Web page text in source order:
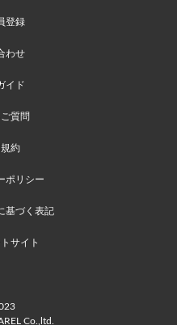
登録
わせ
イド
質問
規約
ポリシー
基づく表記
サイト
Co.,ltd.